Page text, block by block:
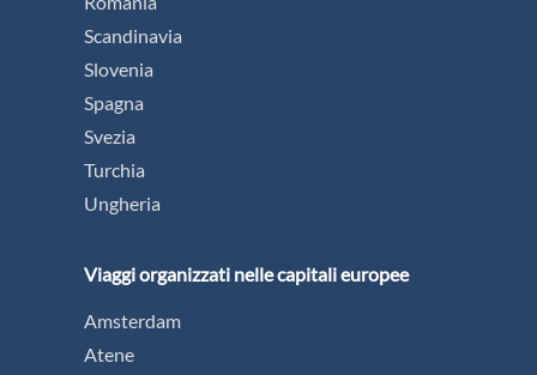
Scandinavia
Slovenia
Spagna
Svezia
Turchia
Ungheria
Viaggi organizzati nelle capitali europee
Amsterdam
Atene